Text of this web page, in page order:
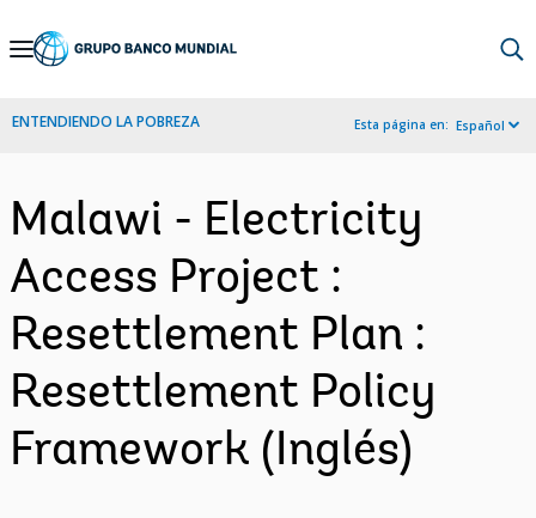
Skip
Navigation
ENTENDIENDO LA POBREZA Esta página en: Español
Malawi - Electricity
Access Project :
Resettlement Plan :
Resettlement Policy
Framework (Inglés)